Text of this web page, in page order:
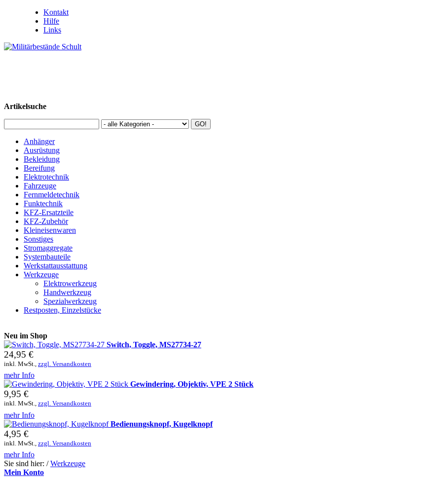
Kontakt
Hilfe
Links
Artikelsuche
Anhänger
Ausrüstung
Bekleidung
Bereifung
Elektrotechnik
Fahrzeuge
Fernmeldetechnik
Funktechnik
KFZ-Ersatzteile
KFZ-Zubehör
Kleineisenwaren
Sonstiges
Stromaggregate
Systembauteile
Werkstattausstattung
Werkzeuge
Elektrowerkzeug
Handwerkzeug
Spezialwerkzeug
Restposten, Einzelstücke
Neu im Shop
Switch, Toggle, MS27734-27
24,95 €
inkl. MwSt., zzgl. Versandkosten
mehr Info
Gewindering, Objektiv, VPE 2 Stück
9,95 €
inkl. MwSt., zzgl. Versandkosten
mehr Info
Bedienungsknopf, Kugelknopf
4,95 €
inkl. MwSt., zzgl. Versandkosten
mehr Info
Sie sind hier: /Werkzeuge
Mein Konto